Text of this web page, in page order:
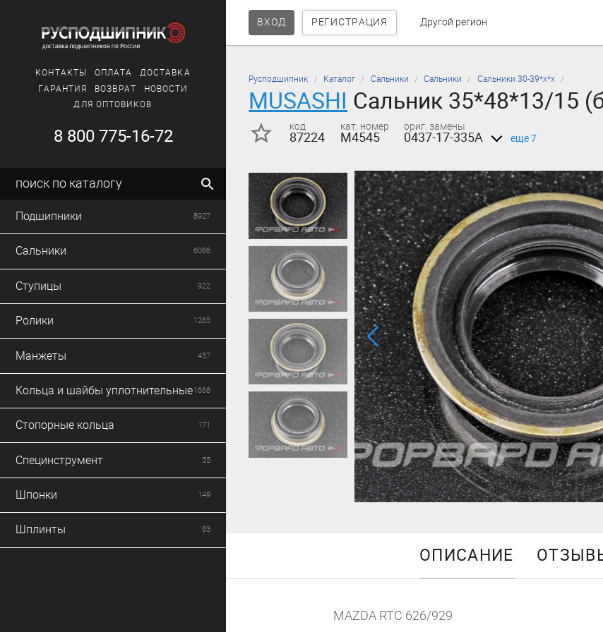
ВХОД РЕГИСТРАЦИЯ Другой регион
КОНТАКТЫ ОПЛАТА
ДОСТАВКА
ГАРАНТИЯ
ВОЗВРАТ
НОВОСТИ
ДЛЯ ОПТОВИКОВ
8 800 775-16-72
поиск по каталогу
Подшипники 8927
Сальники 6086
Ступицы 922
Ролики 1265
Манжеты 457
Кольца и шайбы уплотнительные1668
Стопорные кольца 171
Специнструмент 55
Шпонки 149
Шплинты 63
Русподшипник Каталог Сальники Сальники Сальники 30-39*х*х
MUSASHI Сальник 35*48*13/15
код
87224
кат. номер
M4545
ориг. замены
0437-17-335A еще 7
ОПИСАНИЕ
MAZDA RTC 626/929